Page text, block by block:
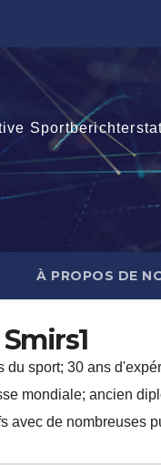
À PROPOS DE
Smirs1
du sport; 30 ans
mondiale; ancien
avec de nombreuses